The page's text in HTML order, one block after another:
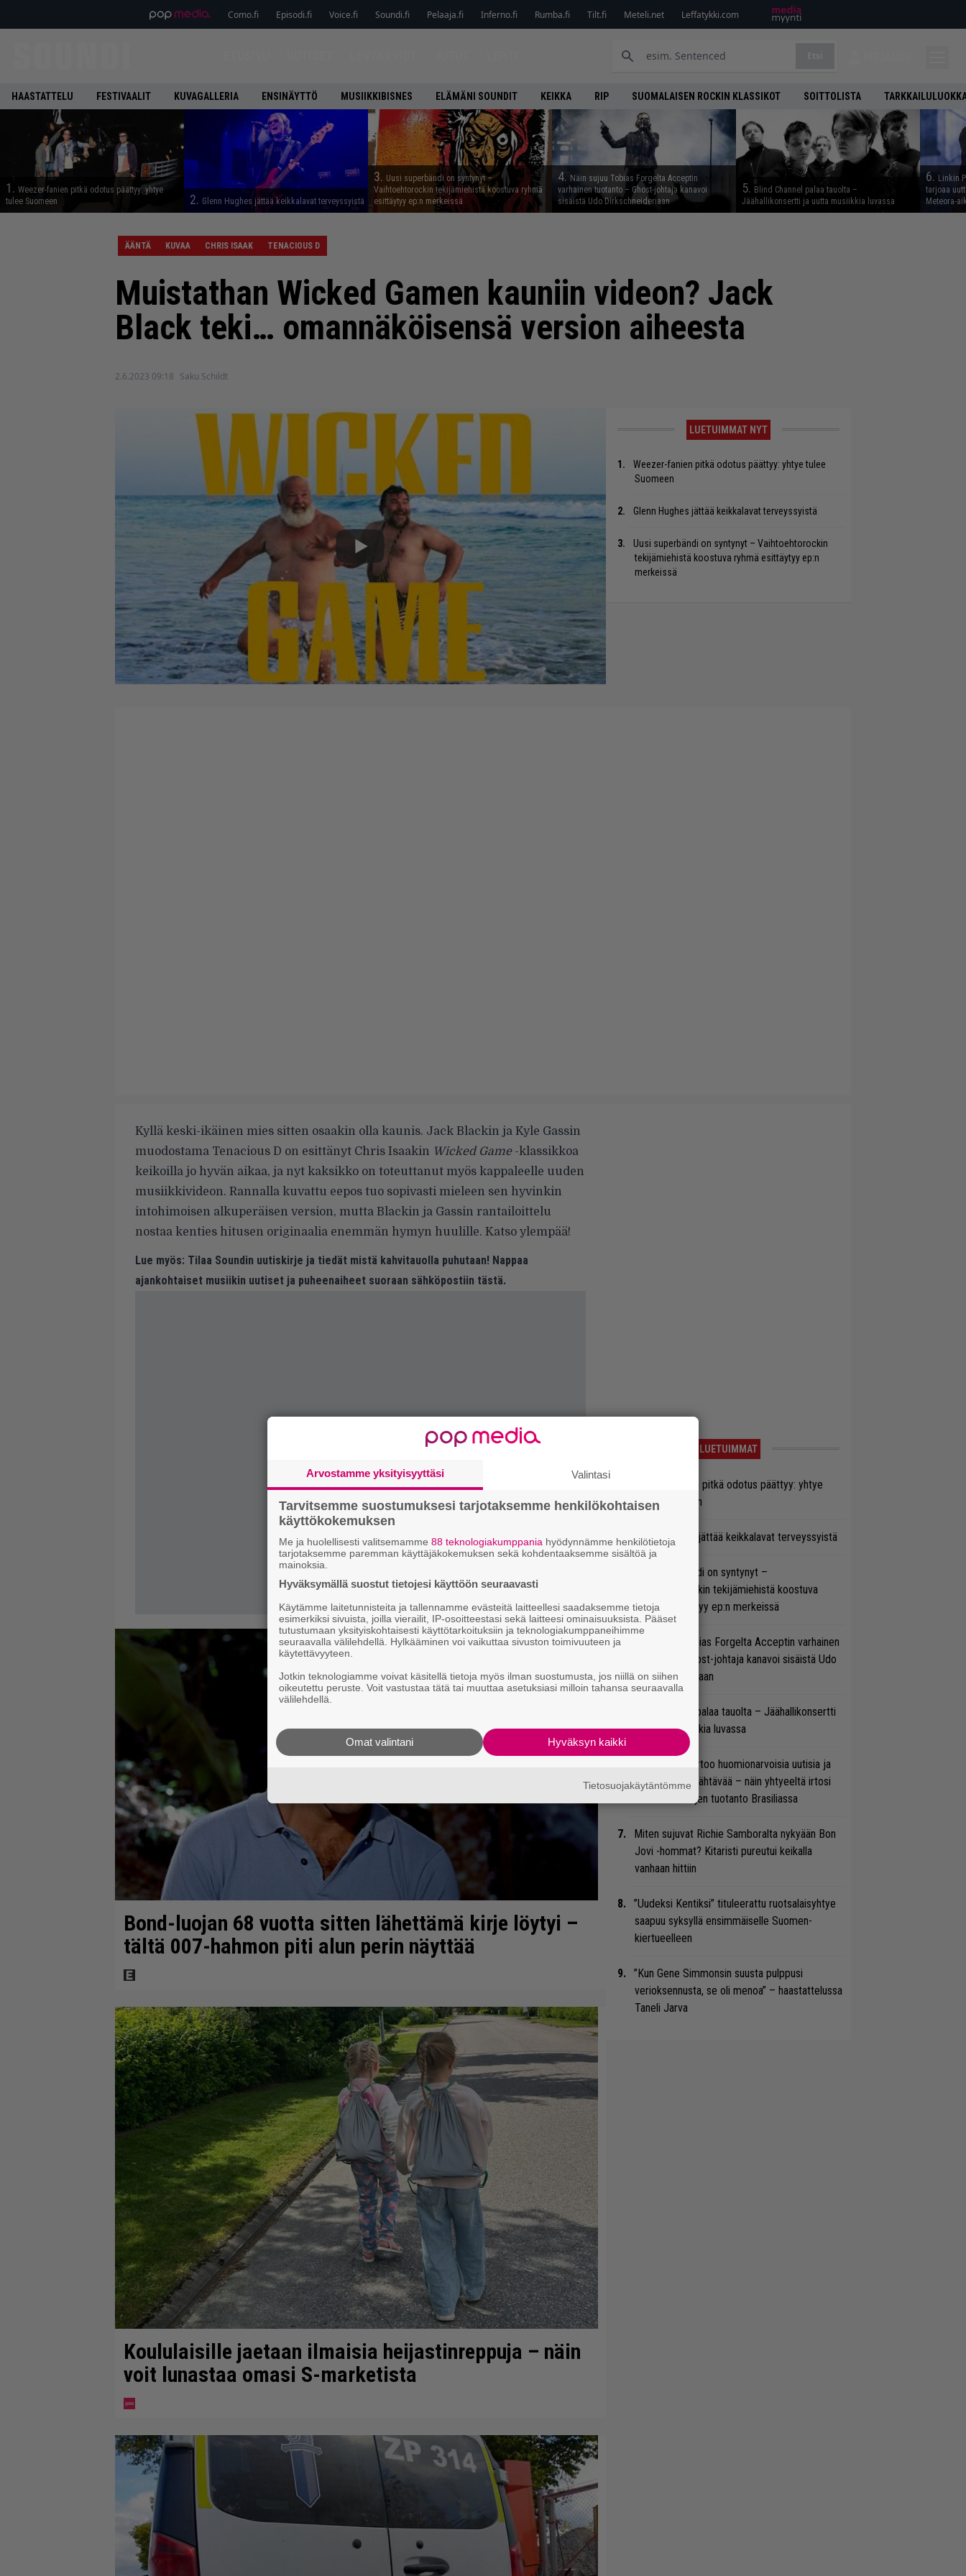
Como.fi Episodi.fi Voice.fi Soundi.fi Pelaaja.fi Inferno.fi Rumba.fi Tilt.fi Meteli.net Leffatykki.com
HAASTATTELU FESTIVAALIT KUVAGALLERIA ENSINÄYTTÖ MUSIIKKIBISNES ELÄMÄNI SOUNDIT KEIKKA RIP SUOMALAISEN ROCKIN KLASSIKOT SOITTOLISTA
1. Weezer-fanien pitkä odotus päättyy: yhtye
tulee Suomeen
2. Glenn Hughes jättää keikkalavat terveyssyistä
3. Uusi superbändi on syntynyt –
Vaihtoehtorockin tekijämiehistä koostuva ryhmä
esittäytyy ep:n merkeissä
4. Näin sujuu Tobias Forgelta Acceptin
varhainen tuotanto – Ghost-johtaja kanavoi
sisäistä Udo Dirkschneideriaan
5. Blind Channel palaa tauolta –
Jäähallikonsertti ja uutta musiikkia luvassa
6. Linkin
tarjoaa
Meteora-
ÄÄNTÄ KUVAA CHRIS ISAAK TENACIOUS D
Muistathan Wicked Gamen kauniin videon? Jack
Black teki… omannäköisensä version aiheesta
2.6.2023 09:18 Saku Schildt
LUETUIMMAT NYT
Weezer-fanien pitkä odotus päättyy: yhtye tulee
Suomeen
Glenn Hughes jättää keikkalavat terveyssyistä
Uusi superbändi on syntynyt – Vaihtoehtorockin
tekijämiehistä koostuva ryhmä esittäytyy ep:n
merkeissä
Kyllä keski-ikäinen mies sitten osaakin olla kaunis. Jack Blackin ja Kyle Gassin
muodostama Tenacious D on esittänyt Chris Isaakin Wicked Game-klassikkoa
keikoilla jo hyvän aikaa, ja nyt kaksikko on toteuttanut myös kappaleelle uuden
musiikkivideon. Rannalla kuvattu eepos tuo sopivasti mieleen sen hyvinkin
intohimoisen alkuperäisen version, mutta Blackin ja Gassin rantailoittelu
nostaa kenties hitusen originaalia enemmän hymyn huulille. Katso ylempää!
Lue myös: Tilaa Soundin uutiskirje ja tiedät mistä kahvitauolla puhutaan! Nappaa
ajankohtaiset musiikin uutiset ja puheenaiheet suoraan sähköpostiin tästä.
Bond-luojan 68 vuotta sitten lähettämä kirje löytyi –
tältä 007-hahmon piti alun perin näyttää
Koululaisille jaetaan ilmaisia heijastinreppuja – näin
voit lunastaa omasi S-marketista
LUETUIMMAT
Weezer-fanien pitkä odotus päättyy: yhtye
tulee Suomeen
Glenn Hughes jättää keikkalavat terveyssyistä
Uusi superbändi on syntynyt –
Vaihtoehtorockin tekijämiehistä koostuva
ryhmä esittäytyy ep:n merkeissä
Näin sujuu Tobias Forgelta Acceptin varhainen
tuotanto – Ghost-johtaja kanavoi sisäistä Udo
Dirkschneideriaan
Blind Channel palaa tauolta – Jäähallikonsertti
ja uutta musiikkia luvassa
Linkin Park kertoo huomionarvoisia uutisia ja
tarjoaa uutta nähtävää – näin yhtyeeltä irtosi
Meteora-aikojen tuotanto Brasiliassa
Miten sujuvat Richie Samboralta nykyään Bon
Jovi -hommat? Kitaristi pureutui keikalla
vanhaan hittiin
”Uudeksi Kentiksi” tituleerattu ruotsalaisyhtye
saapuu syksyllä ensimmäiselle Suomen-
kiertueelleen
”Kun Gene Simmonsin suusta pulppusi
verioksennusta, se oli menoa” – haastattelussa
Taneli Jarva
Arvostamme yksityisyyttäsi Valintasi
Tarvitsemme suostumuksesi tarjotaksemme henkilökohtaisen
käyttökokemuksen
Me ja huolellisesti valitsemamme 88 teknologiakumppania hyödynnämme henkilötietoja
tarjotaksemme paremman käyttäjäkokemuksen sekä kohdentaaksemme sisältöä ja
mainoksia.
Hyväksymällä suostut tietojesi käyttöön seuraavasti
Käytämme laitetunnisteita ja tallennamme evästeitä laitteellesi saadaksemme tietoja
esimerkiksi sivuista, joilla vierailit, IP-osoitteestasi sekä laitteesi ominaisuuksista. Pääset
tutustumaan yksityiskohtaisesti käyttötarkoituksiin ja teknologiakumppaneihimme
seuraavalla välilehdellä. Hylkääminen voi vaikuttaa sivuston toimivuuteen ja
käytettävyyteen.
Jotkin teknologiamme voivat käsitellä tietoja myös ilman suostumusta, jos niillä on siihen
oikeutettu peruste. Voit vastustaa tätä tai muuttaa asetuksiasi milloin tahansa seuraavalla
välilehdellä.
Hyväksyn kaikki
Omat valintani
Tietosuojakäytäntömme